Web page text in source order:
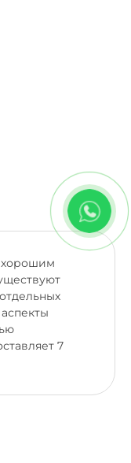
хорошим
7